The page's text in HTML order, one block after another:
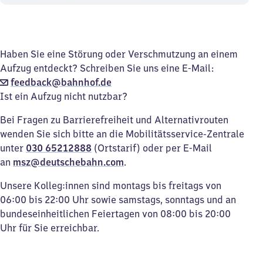
Haben Sie eine Störung oder Verschmutzung an einem
Aufzug entdeckt? Schreiben Sie uns eine E-Mail:
feedback@bahnhof.de
Ist ein Aufzug nicht nutzbar?
Bei Fragen zu Barrierefreiheit und Alternativrouten
wenden Sie sich bitte an die Mobilitätsservice-Zentrale
unter 030 65212888 (Ortstarif) oder per E-Mail
an msz@deutschebahn.com.
Unsere Kolleg:innen sind montags bis freitags von
06:00 bis 22:00 Uhr sowie samstags, sonntags und an
bundeseinheitlichen Feiertagen von 08:00 bis 20:00
Uhr für Sie erreichbar.